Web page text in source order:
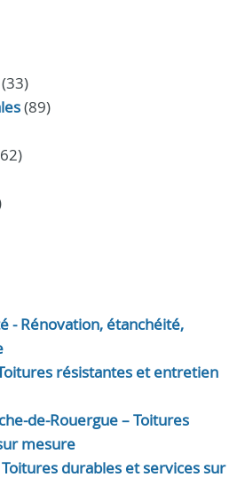
(33)
(89)
- Rénovation, étanchéité,
résistantes et entretien
de-Rouergue – Toitures
mesure
durables et services sur